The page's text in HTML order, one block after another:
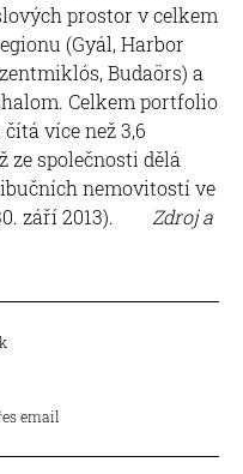
prostor v celkem
(Gyál, Harbor
Budaörs) a
Celkem portfolio
více než 3,6
společnosti dělá
nemovitostí ve
září 2013). Zdroj a
email